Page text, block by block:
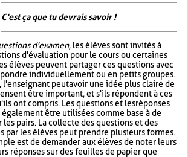
C'est ça que tu devrais savoir !
d'examen, les élèves sont invités à
d'évaluation pour le cours ou certaines
élèves peuvent partager ces questions avec
individuellement ou en petits groupes.
peut avoir une idée plus claire de
être important, et s'ils répondent à ces
ont compris. Les questions et les réponses
être utilisées comme base à de
pairs. La collecte des questions et des
par les élèves peut prendre plusieurs formes.
est de demander aux élèves de noter leurs
réponses sur des feuilles de papier que